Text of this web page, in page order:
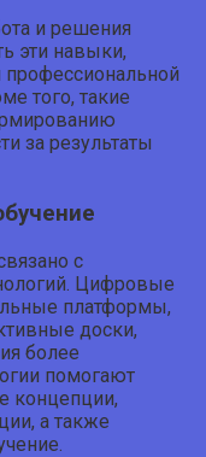
и решения
эти навыки,
профессиональной
того, такие
за результаты
с
Цифровые
платформы,
доски,
более
помогают
концепции,
а также